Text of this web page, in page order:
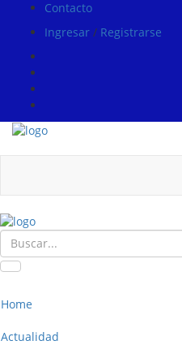
Contacto
Ingresar / Registrarse
Home
Actualidad